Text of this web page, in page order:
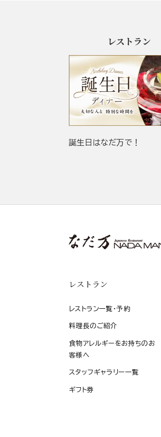
レストラン
誕生日はなだ万で！
レストラン
レストラン一覧・予約
料理長のご紹介
食物アレルギーをお持ちのお
客様へ
スタッフギャラリー一覧
ギフト券